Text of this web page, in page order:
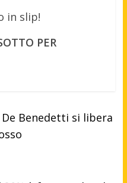
in slip!
PER
Benedetti si libera